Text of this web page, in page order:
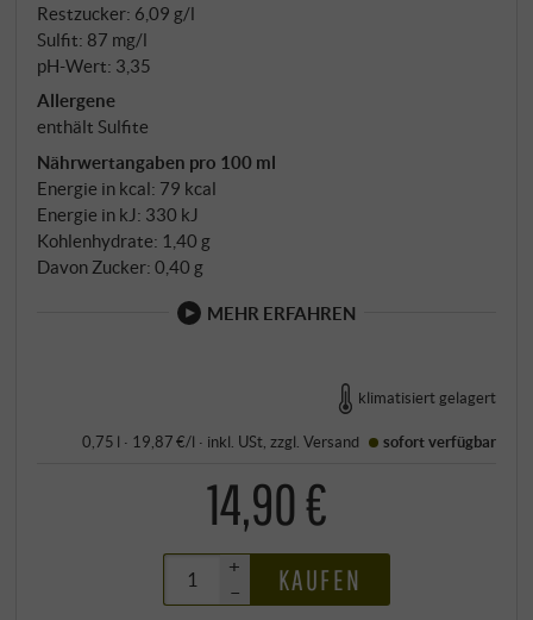
Restzucker: 6,09 g/l
Sulfit: 87 mg/l
pH-Wert: 3,35
Allergene
enthält Sulfite
Nährwertangaben pro 100 ml
Energie in kcal: 79 kcal
Energie in kJ: 330 kJ
Kohlenhydrate: 1,40 g
Davon Zucker: 0,40 g
MEHR ERFAHREN
klimatisiert gelagert
0,75 l · 19,87 €/l · inkl. USt , zzgl.Versand sofort verfügbar
14,90 €
+
–
KAUFEN